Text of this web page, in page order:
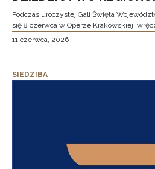
Podczas uroczystej Gali Święta
się 8 czerwca w Operze Krakowskiej,
11 czerwca, 2026
SIEDZIBA